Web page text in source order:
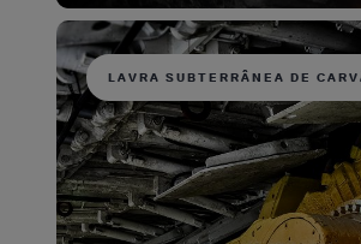
LAVRA SUBTERRÂNEA DE